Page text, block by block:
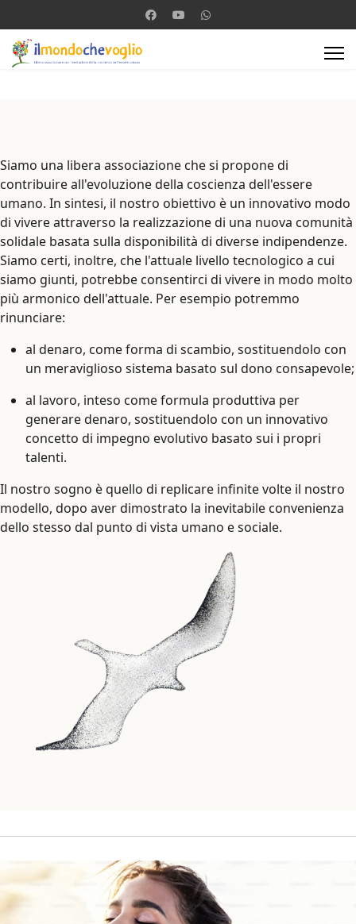
Siamo una libera associazione che si propone di
contribuire all'evoluzione della coscienza dell'essere
umano. In sintesi, il nostro obiettivo è un innovativo modo
di vivere attraverso la realizzazione di una nuova comunità
solidale basata sulla disponibilità di diverse indipendenze.
Siamo certi, inoltre, che l'attuale livello tecnologico a cui
siamo giunti, potrebbe consentirci di vivere in modo molto
più armonico dell'attuale. Per esempio potremmo
rinunciare:
al denaro, come forma di scambio, sostituendolo con
un meraviglioso sistema basato sul dono consapevole;
al lavoro, inteso come formula produttiva per
generare denaro, sostituendolo con un innovativo
concetto di impegno evolutivo basato sui i propri
talenti.
Il nostro sogno è quello di replicare infinite volte il nostro
modello, dopo aver dimostrato la inevitabile convenienza
dello stesso dal punto di vista umano e sociale.